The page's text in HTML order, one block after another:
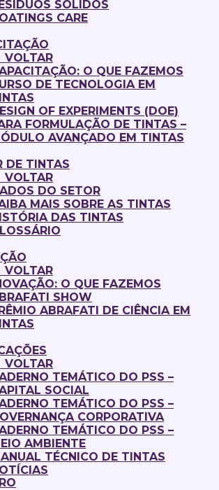
SÓLIDOS
CARE
VOLTAR
O QUE FAZEMOS
DE TECNOLOGIA EM
OF EXPERIMENTS (DOE)
FORMULAÇÃO DE TINTAS –
AVANÇADO EM TINTAS
DE TINTAS
VOLTAR
DO SETOR
MAIS SOBRE AS TINTAS
DAS TINTAS
VOLTAR
O QUE FAZEMOS
SHOW
ABRAFATI DE CIÊNCIA EM
VOLTAR
TEMÁTICO DO PSS –
SOCIAL
TEMÁTICO DO PSS –
CORPORATIVA
TEMÁTICO DO PSS –
AMBIENTE
TÉCNICO DE TINTAS